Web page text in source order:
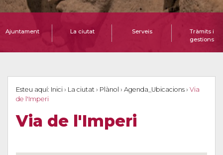
Ajuntament La ciutat Serveis
Tràmits i
gestions
Esteu aquí: Inici › La ciutat › Plànol › Agenda_Ubicacions › Via
de l'Imperi
Via de l'Imperi